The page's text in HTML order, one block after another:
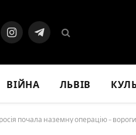
InstagramTelegram
ВІЙНА ЛЬВІВ
почала наземну операцію –